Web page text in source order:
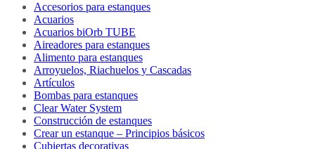
Accesorios para estanques
Acuarios
Acuarios biOrb TUBE
Aireadores para estanques
Alimento para estanques
Arroyuelos, Riachuelos y Cascadas
Artículos
Bombas para estanques
Clear Water System
Construcción de estanques
Crear un estanque – Principios básicos
Cubiertas decorativas